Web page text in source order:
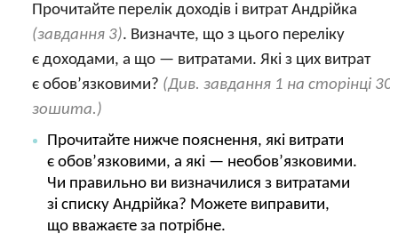
Прочитайте перелік доходів і витрат Андрійка
(завдання 3). Визначте, що з цього переліку
є доходами, а що — витратами. Які з цих витрат
є обов’язковими? (Див. завдання 1 на сторінці 30
зошита.)
Прочитайте нижче пояснення, які витрати
є обов’язковими, а які — необов’язковими.
Чи правильно ви визначилися з витратами
зі списку Андрійка? Можете виправити,
що вважаєте за потрібне.